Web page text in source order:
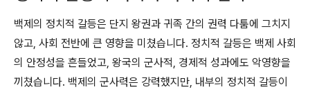
백제의 정치적 갈등은 단지 왕권과 귀족 간의 권력 다툼에 그치지
않고, 사회 전반에 큰 영향을 미쳤습니다. 정치적 갈등은 백제 사회
의 안정성을 흔들었고, 왕국의 군사적, 경제적 성과에도 악영향을
끼쳤습니다. 백제의 군사력은 강력했지만, 내부의 정치적 갈등이